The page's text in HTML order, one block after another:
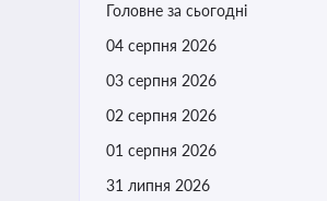
Головне за сьогодні
04 серпня 2026
03 серпня 2026
02 серпня 2026
01 серпня 2026
31 липня 2026